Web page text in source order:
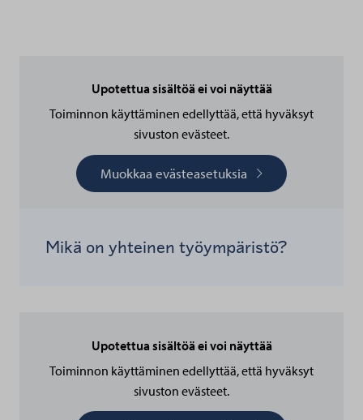
Upotettua sisältöä ei voi näyttää
Toiminnon käyttäminen edellyttää, että hyväksyt
sivuston evästeet.
Muokkaa evästeasetuksia
Mikä on yhteinen työympäristö?
Upotettua sisältöä ei voi näyttää
Toiminnon käyttäminen edellyttää, että hyväksyt
sivuston evästeet.